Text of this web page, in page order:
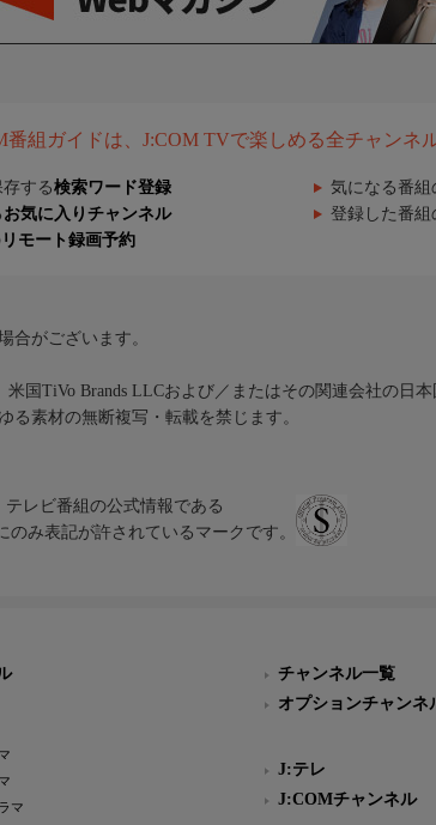
番組ガイドは、J:COM TVで楽しめる全チャンネ
存する検索ワード登録 気になる番組
お気に入りチャンネル 登録した番組
リモート録画予約
合がございます。
国TiVo Brands LLCおよび／またはその関連会社の日
る素材の無断複写・転載を禁じます。
テレビ番組の公式情報である
のみ表記が許されているマークです。
マ
チャンネル一覧
オプションチャンネ
J:テレ
J:COMチャンネル